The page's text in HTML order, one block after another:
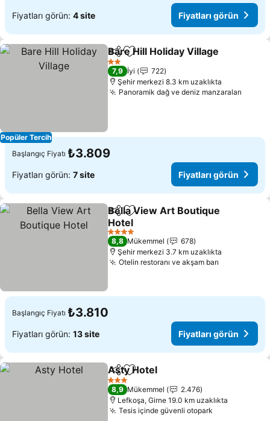
Fiyatları görün: 4 site Fiyatları görün
Popüler Tercih
PaylaşFavorilerime ekle
Bare Hill Holiday Village
2 Yıldız
7,9 İyi
722
Şehir merkezi 8.3 km uzaklıkta
Panoramik dağ ve deniz manzaraları
Başlangıç Fiyatı ₺3.809
Fiyatları görün: 7 site Fiyatları görün
PaylaşFavorilerime ekle
Bella View Art Boutique
Hotel
4 Yıldız
8,8 Mükemmel
678
Şehir merkezi 3.7 km uzaklıkta
Otelin restoranı ve akşam barı
Başlangıç Fiyatı ₺3.810
Fiyatları görün: 13 site Fiyatları görün
PaylaşFavorilerime ekle
Asty Hotel
3 Yıldız
8,9 Mükemmel
2.476
Lefkoşa, Girne 19.0 km uzaklıkta
Tesis içinde güvenli otopark